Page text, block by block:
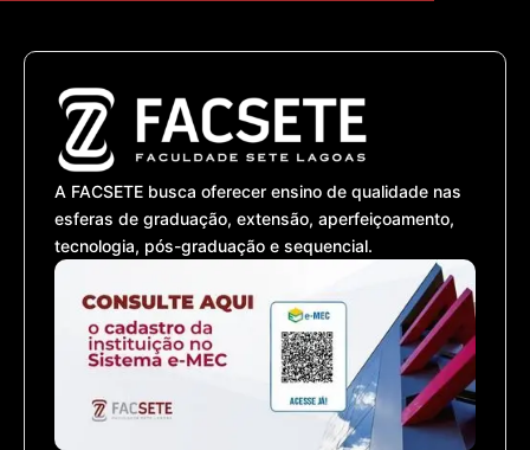
A FACSETE busca oferecer ensino de qualidade nas
esferas de graduação, extensão, aperfeiçoamento,
tecnologia, pós-graduação e sequencial.